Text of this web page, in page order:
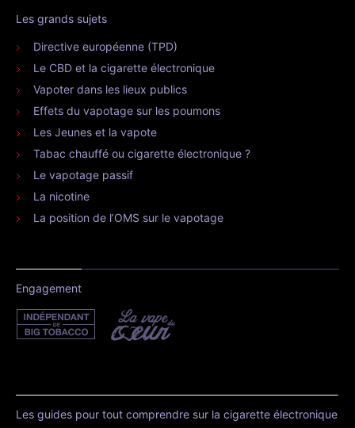
Les grands sujets
Directive européenne (TPD)
Le CBD et la cigarette électronique
Vapoter dans les lieux publics
Effets du vapotage sur les poumons
Les Jeunes et la vapote
Tabac chauffé ou cigarette électronique ?
Le vapotage passif
La nicotine
La position de l’OMS sur le vapotage
Engagement
Les guides pour tout comprendre sur la cigarette électronique